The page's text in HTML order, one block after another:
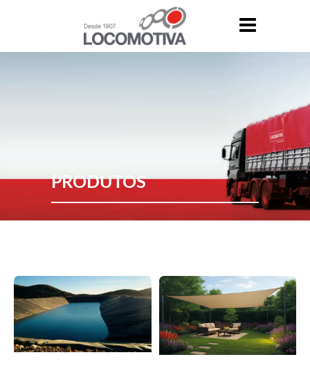
PRODUTOS